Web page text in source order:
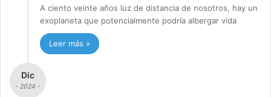
A ciento veinte años luz de distancia de nosotros, hay un
exoplaneta que potencialmente podría albergar vida
Leer más »
Dic
- 2024 -